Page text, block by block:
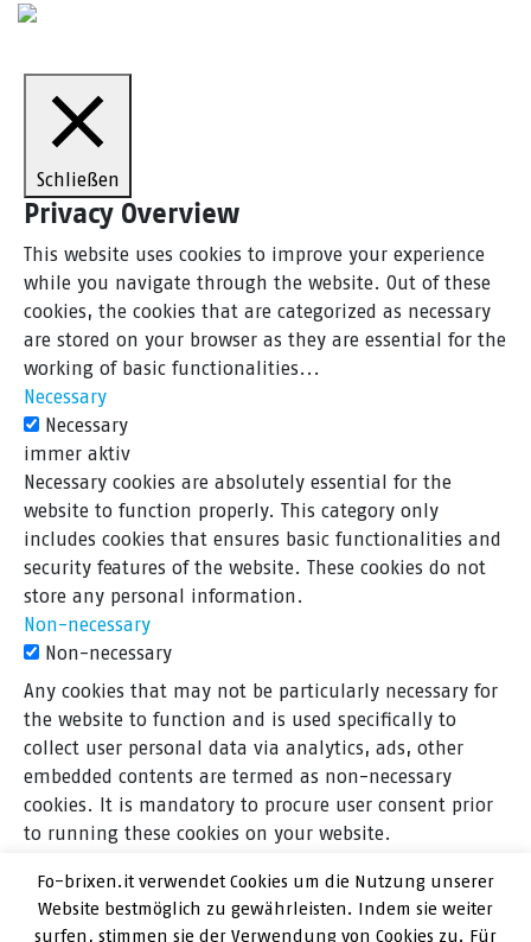
Fo-brixen.it verwendet Cookies um die Nutzung unserer
Website bestmöglich zu gewährleisten. Indem sie weiter
surfen, stimmen sie der Verwendung von Cookies zu. Für
Schließen
Privacy Overview
This website uses cookies to improve your experience
while you navigate through the website. Out of these
cookies, the cookies that are categorized as necessary
are stored on your browser as they are essential for the
working of basic functionalities...
Necessary
Necessary
immer aktiv
Necessary cookies are absolutely essential for the
website to function properly. This category only
includes cookies that ensures basic functionalities and
security features of the website. These cookies do not
store any personal information.
Non-necessary
Non-necessary
Any cookies that may not be particularly necessary for
the website to function and is used specifically to
collect user personal data via analytics, ads, other
embedded contents are termed as non-necessary
cookies. It is mandatory to procure user consent prior
to running these cookies on your website.